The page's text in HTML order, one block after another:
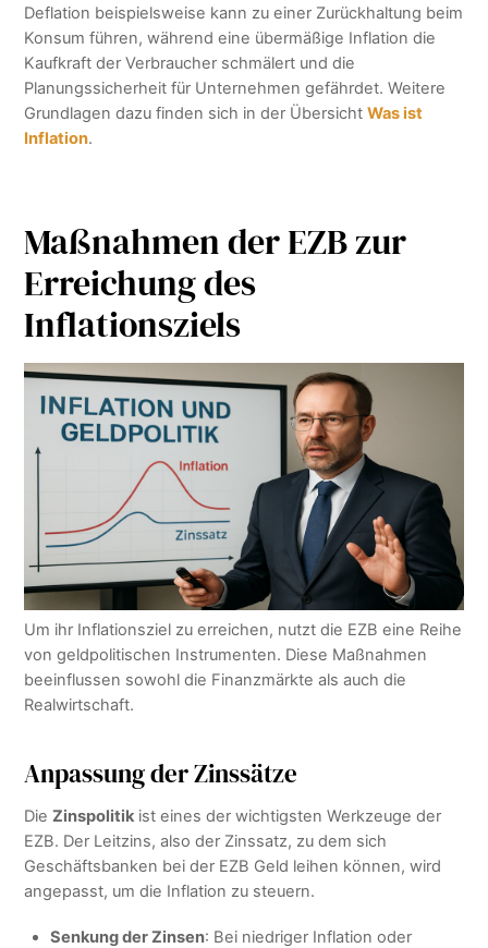
Deflation beispielsweise kann zu einer Zurückhaltung beim
Konsum führen, während eine übermäßige Inflation die
Kaufkraft der Verbraucher schmälert und die
Planungssicherheit für Unternehmen gefährdet. Weitere
Grundlagen dazu finden sich in der ÜbersichtWas ist
Inflation.
Maßnahmen der EZB zur
Erreichung des
Inflationsziels
Um ihr Inflationsziel zu erreichen, nutzt die EZB eine Reihe
von geldpolitischen Instrumenten. Diese Maßnahmen
beeinflussen sowohl die Finanzmärkte als auch die
Realwirtschaft.
Anpassung der Zinssätze
DieZinspolitik ist eines der wichtigsten Werkzeuge der
EZB. Der Leitzins, also der Zinssatz, zu dem sich
Geschäftsbanken bei der EZB Geld leihen können, wird
angepasst, um die Inflation zu steuern.
Senkung der Zinsen: Bei niedriger Inflation oder